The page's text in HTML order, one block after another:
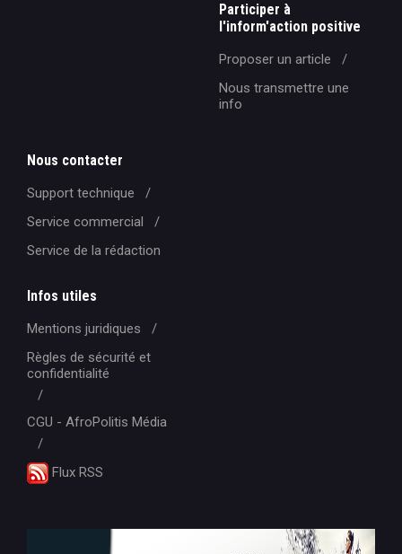
Participer à
l'inform'action positive
Proposer un article
Nous transmettre une
info
Nous contacter
Support technique
Service commercial
Service de la rédaction
Infos utiles
Mentions juridiques
Règles de sécurité et
confidentialité
CGU - AfroPolitis Média
Flux RSS